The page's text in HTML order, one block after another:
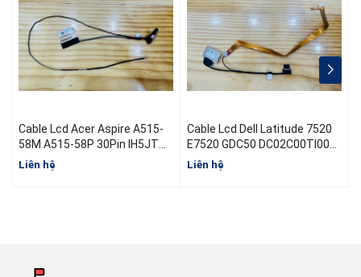
Cable Lcd Acer Aspire A515-
58M A515-58P 30Pin IH5JT
50.KHJN2.003 DC02004B300
Liên hệ
Cable Lcd Dell Latitude 7520
E7520 GDC50 DC02C00TI00
08V84N EDP FHD 2.7 RGB
30Pin 0.5
Liên hệ